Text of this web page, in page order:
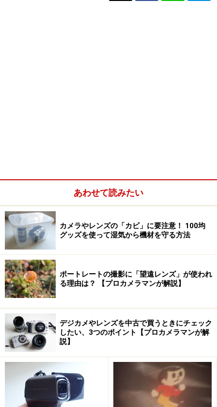
あわせて読みたい
カメラやレンズの「カビ」に要注意！ 100均
グッズを使って湿気から機材を守る方法
ポートレートの撮影に「望遠レンズ」が使われ
る理由は？ 【プロカメラマンが解説】
デジカメやレンズを中古で買うときにチェック
したい、3つのポイント【プロカメラマンが解
説】